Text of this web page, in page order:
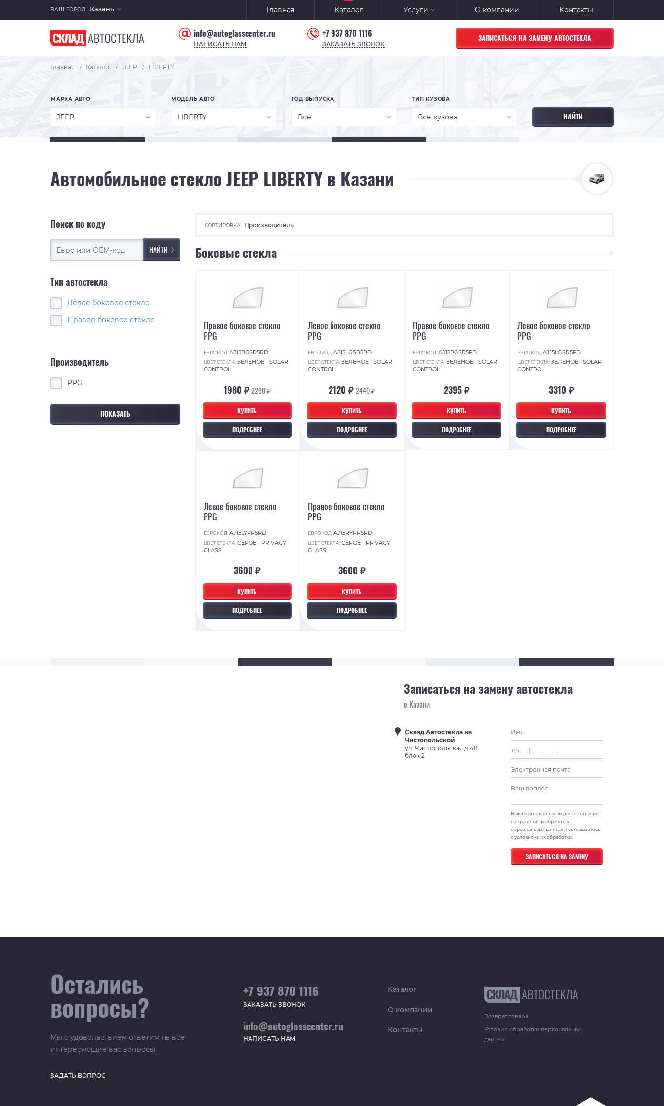
ВАШ ГОРОД: Казань Главная Каталог Услуги О компании Контакты
info@autoglasscenter.ru
НАПИСАТЬ НАМ
+7 937 870 1116
ЗАКАЗАТЬ ЗВОНОК
ЗАПИСАТЬСЯ НА ЗАМЕНУ АВТОСТЕКЛА
Главная / Каталог / JEEP / LIBERTY
МАРКА АВТО
JEEP
МОДЕЛЬ АВТО
LIBERTY
ГОД ВЫПУСКА
Все
ТИП КУЗОВА
Все кузова
Автомобильное стекло JEEP LIBERTY в Казани
Поиск по коду
Тип автостекла
Левое боковое стекло
Правое боковое стекло
Производитель
PPG
СОРТИРОВКА: Производитель
Боковые стекла
КУПИТЬ
ПОДРОБНЕЕ
Правое боковое стекло
PPG
ЕВРОКОД:AJ15RGSR5RD
ЦВЕТ СТЕКЛА:ЗЕЛЕНОЕ - SOLAR
CONTROL
1980 ₽2280 ₽
КУПИТЬ
ПОДРОБНЕЕ
Левое боковое стекло
PPG
ЕВРОКОД:AJ15LGSR5RD
ЦВЕТ СТЕКЛА:ЗЕЛЕНОЕ - SOLAR
CONTROL
2120 ₽2440 ₽
КУПИТЬ
ПОДРОБНЕЕ
Правое боковое стекло
PPG
ЕВРОКОД:AJ15RGSR5FD
ЦВЕТ СТЕКЛА:ЗЕЛЕНОЕ - SOLAR
CONTROL
2395 ₽
КУПИТЬ
ПОДРОБНЕЕ
Левое боковое стекло
PPG
ЕВРОКОД:AJ15LGSR5FD
ЦВЕТ СТЕКЛА:ЗЕЛЕНОЕ - SOLAR
CONTROL
3310 ₽
КУПИТЬ
ПОДРОБНЕЕ
Левое боковое стекло
PPG
ЕВРОКОД:AJ15LYPR5RD
ЦВЕТ СТЕКЛА:СЕРОЕ - PRIVACY
GLASS
3600 ₽
КУПИТЬ
ПОДРОБНЕЕ
Правое боковое стекло
PPG
ЕВРОКОД:AJ15RYPR5RD
ЦВЕТ СТЕКЛА:СЕРОЕ - PRIVACY
GLASS
3600 ₽
Записаться на замену автостекла
в Казани
Склад Автостекла на
Чистопольской
ул. Чистопольская д.48
блок 2
Нажимая на кнопку вы даете согласие
на хранение и обработку
персональных данных и соглашаетесь
с условиями их обработки.
Остались
вопросы?
Мы с удовольствием ответим на все
интересующие вас вопросы.
ЗАДАТЬ ВОПРОС
+7 937 870 1116
ЗАКАЗАТЬ ЗВОНОК
info@autoglasscenter.ru
НАПИСАТЬ НАМ
Каталог
О компании
Контакты
Возврат товара
Условия обработки персональных
данных